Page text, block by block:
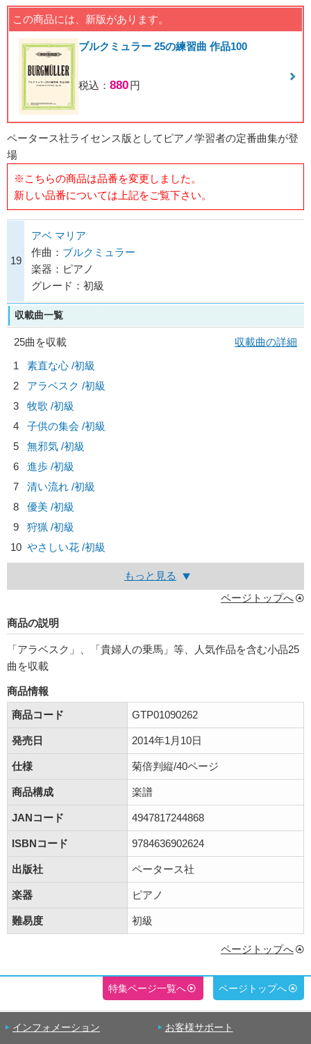
この商品には、新版があります。
ブルクミュラー 25の練習曲 作品100
税込： 880円
ペータース社ライセンス版としてピアノ学習者の定番曲集が登
場
※こちらの商品は品番を変更しました。
新しい品番については上記をご覧下さい。
19
アベ マリア
作曲： ブルクミュラー
楽器：ピアノ
グレード：初級
収載曲一覧
25曲を収載
収載曲の詳細
1
素直な心 /初級
2
アラベスク /初級
3
牧歌 /初級
4
子供の集会 /初級
5
無邪気 /初級
6
進歩 /初級
7
清い流れ /初級
8
優美 /初級
9
狩猟 /初級
10 やさしい花 /初級
もっと見る
ページトップへ
商品の説明
「アラベスク」、「貴婦人の乗馬」等、人気作品を含む小品25
曲を収載
商品情報
商品コード
GTP01090262
発売日 2014年1月10日
仕様 菊倍判縦/40ページ
商品構成 楽譜
JANコード 4947817244868
ISBNコード 9784636902624
出版社 ペータース社
楽器 ピアノ
難易度 初級
ページトップへ
特集ページ一覧へ ページトップへ
インフォメーション お客様サポート